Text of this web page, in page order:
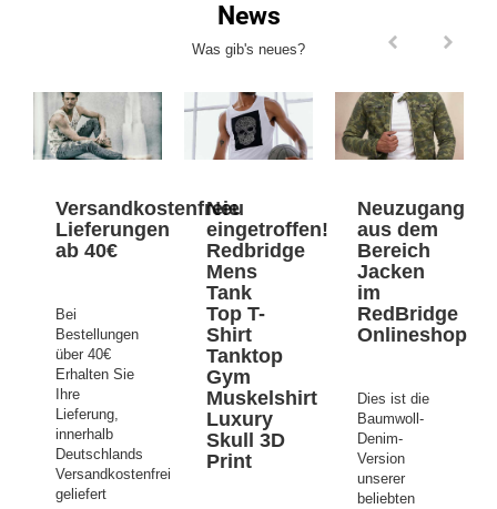
News
Was gib's neues?
Versandkostenfreie
Lieferungen
ab 40€
Bei
Bestellungen
über 40€
Erhalten Sie
Ihre
Lieferung,
innerhalb
Deutschlands
Versandkostenfrei
geliefert
Neu
eingetroffen!
Redbridge
Mens
Tank
Top T-
Shirt
Tanktop
Gym
Muskelshirt
Luxury
Skull 3D
Print
Neuzugang
aus dem
Bereich
Jacken
im
RedBridge
Onlineshop
Dies ist die
Baumwoll-
Denim-
Version
unserer
beliebten